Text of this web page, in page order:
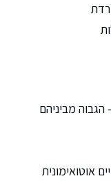
עצמית של 250₪ או 10% – הגבוה מביניהם
אוטואימונית